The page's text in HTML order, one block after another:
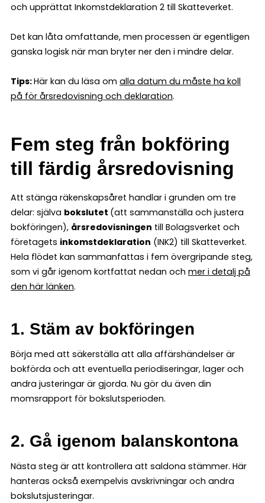
och upprättat Inkomstdeklaration 2 till Skatteverket.
Det kan låta omfattande, men processen är egentligen
ganska logisk när man bryter ner den i mindre delar.
Tips:Här kan du läsa om alla datum du måste ha koll
på för årsredovisning och deklaration.
Fem steg från bokföring
till färdig årsredovisning
Att stänga räkenskapsåret handlar i grunden om tre
delar: själva bokslutet (att sammanställa och justera
bokföringen), årsredovisningen till Bolagsverket och
företagets inkomstdeklaration (INK2) till Skatteverket.
Hela flödet kan sammanfattas i fem övergripande steg,
som vi går igenom kortfattat nedan och mer i detalj på
den här länken.
1. Stäm av bokföringen
Börja med att säkerställa att alla affärshändelser är
bokförda och att eventuella periodiseringar, lager och
andra justeringar är gjorda. Nu gör du även din
momsrapport för bokslutsperioden.
2. Gå igenom balanskontona
Nästa steg är att kontrollera att saldona stämmer. Här
hanteras också exempelvis avskrivningar och andra
bokslutsjusteringar.